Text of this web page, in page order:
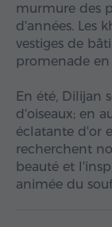
murmure des
d'années. Les
vestiges de
promenade en
En été, Dilijan
d'oiseaux; en
éclatante d'or
recherchent
beauté et
animée du